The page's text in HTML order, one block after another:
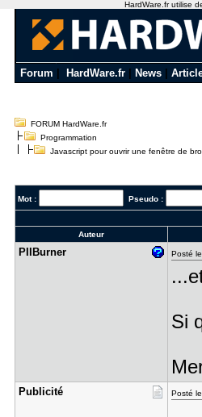
Forum HardWare.fr News
FORUM HardWare.fr
Programmation
Javascript pour ouvrir une fenêtre de
Mot : Pseudo :
Auteur
PIIBurner Posté
Si
Publicité Posté
HardWare.fr utilise